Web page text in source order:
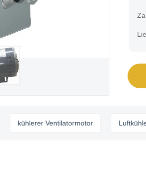
kühlerer Ventilatormotor